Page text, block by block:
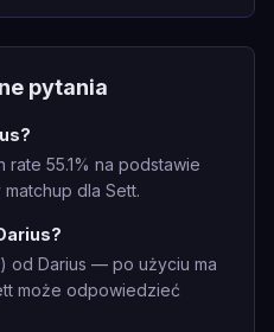
pytania
rate 55.1% na podstawie
dla Sett.
od Darius — po użyciu ma
może odpowiedzieć